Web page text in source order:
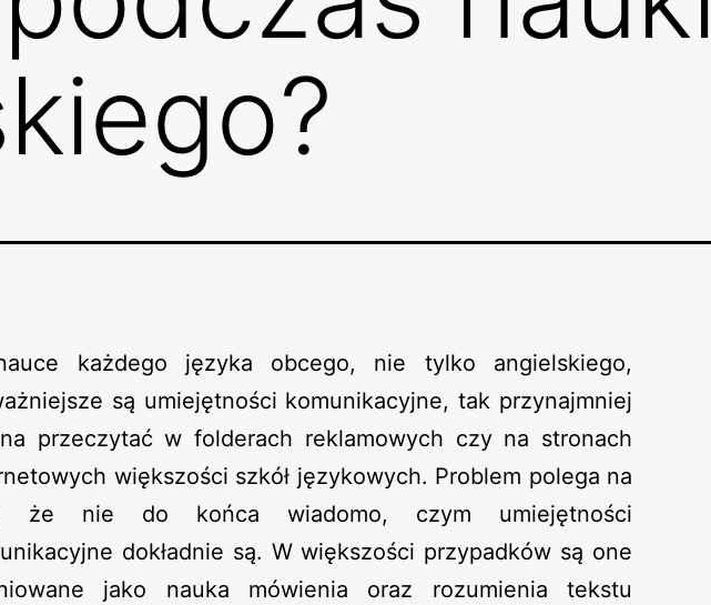
każdego języka obcego, nie tylko angielskiego,
są umiejętności komunikacyjne, tak przynajmniej
przeczytać w folderach reklamowych czy na stronach
większości szkół językowych. Problem polega na
że nie do końca wiadomo, czym umiejętności
dokładnie są. W większości przypadków są one
jako nauka mówienia oraz rozumienia tekstu